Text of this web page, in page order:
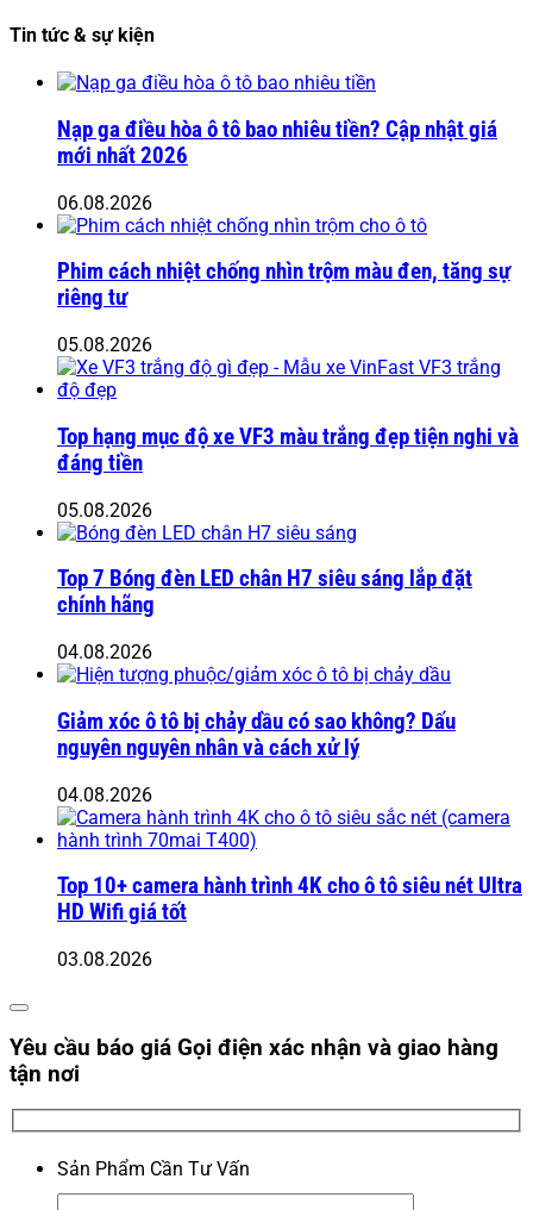
Tin tức & sự kiện
Nạp ga điều hòa ô tô bao nhiêu tiền? Cập nhật giá
mới nhất 2026
06.08.2026
Phim cách nhiệt chống nhìn trộm màu đen, tăng sự
riêng tư
05.08.2026
Top hạng mục độ xe VF3 màu trắng đẹp tiện nghi và
đáng tiền
05.08.2026
Top 7 Bóng đèn LED chân H7 siêu sáng lắp đặt
chính hãng
04.08.2026
Giảm xóc ô tô bị chảy dầu có sao không? Dấu
nguyên nguyên nhân và cách xử lý
04.08.2026
Top 10+ camera hành trình 4K cho ô tô siêu nét Ultra
HD Wifi giá tốt
03.08.2026
Yêu cầu báo giá Gọi điện xác nhận và giao hàng
tận nơi
Sản Phẩm Cần Tư Vấn